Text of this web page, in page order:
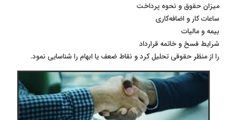
میزان حقوق و نحوه پرداخت
ساعات کار و اضافه‌کاری
بیمه و مالیات
شرایط فسخ و خاتمه قرارداد
را از منظر حقوقی تحلیل کرد و نقاط ضعف یا ابهام را شناسایی نمود.